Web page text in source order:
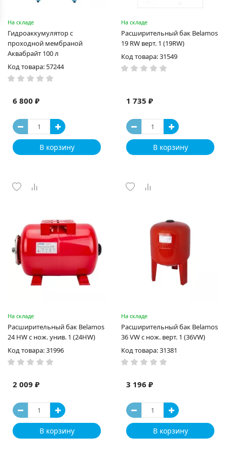
На складе
Гидроаккумулятор с
проходной мембраной
Аквабрайт 100 л
Код товара: 57244
6 800 ₽
В корзину
На складе
Расширительный бак Belamos
19 RW верт. 1 (19RW)
Код товара: 31549
1 735 ₽
В корзину
На складе
Расширительный бак Belamos
24 HW с нож. унив. 1 (24HW)
Код товара: 31996
2 009 ₽
В корзину
На складе
Расширительный бак Belamos
36 VW с нож. верт. 1 (36VW)
Код товара: 31381
3 196 ₽
В корзину